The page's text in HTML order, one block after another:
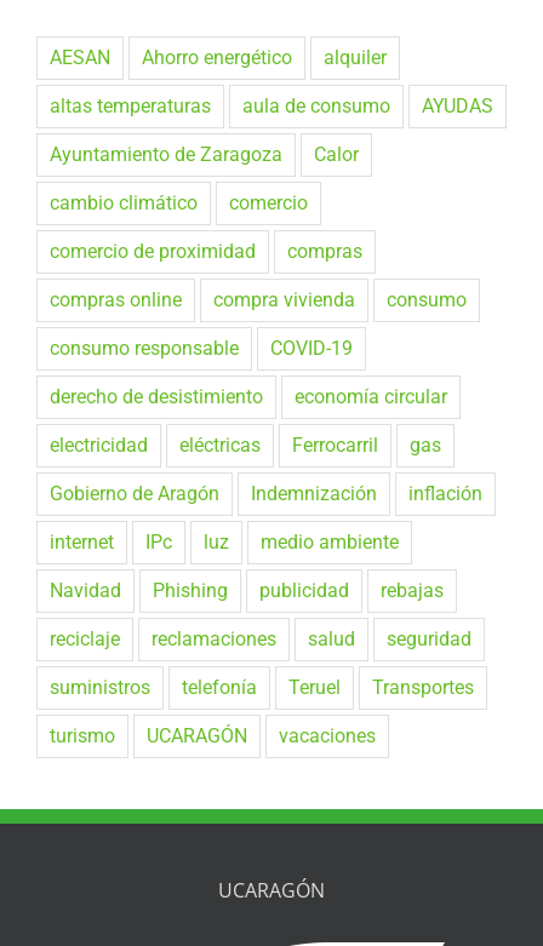
AESAN Ahorro energético alquiler
altas temperaturas aula de consumo AYUDAS
Ayuntamiento de Zaragoza Calor
cambio climático comercio
comercio de proximidad compras
compras online compra vivienda consumo
consumo responsable COVID-19
derecho de desistimiento economía circular
electricidad eléctricas Ferrocarril gas
Gobierno de Aragón Indemnización inflación
internet IPc luz medio ambiente
Navidad Phishing publicidad rebajas
reciclaje reclamaciones salud seguridad
suministros telefonía Teruel Transportes
turismo UCARAGÓN vacaciones
UCARAGÓN